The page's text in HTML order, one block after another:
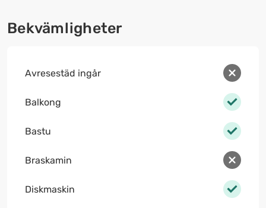
Bekvämligheter
Avresestäd ingår
Balkong
Bastu
Braskamin
Diskmaskin